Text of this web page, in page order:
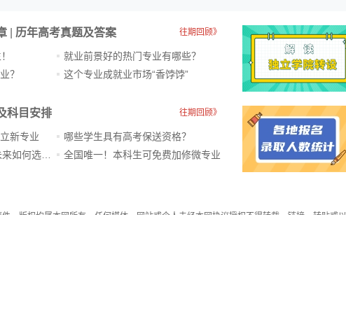
历年高考真题及答案 往期回顾》
？
就业前景好的热门专业有哪些？
这个专业成就业市场“香饽饽”​
科目安排 往期回顾》
新专业
哪些学生具有高考保送资格？
全国唯一！本科生可免费加修微专业
，版权均属本网所有，任何媒体、网站或个人未经本网协议授权不得转载、链接、转贴或以